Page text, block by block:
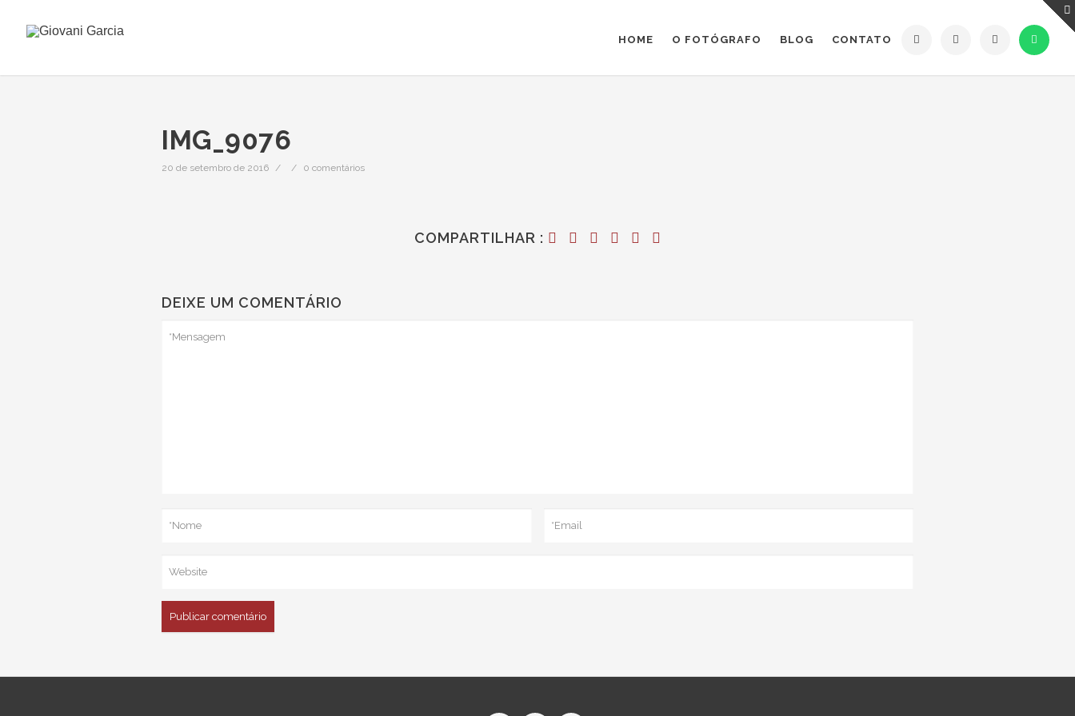
HOME O FOTÓGRAFO BLOG CONTATO
IMG_9076
20 de setembro de 2016 / / 0 comentários
COMPARTILHAR :
DEIXE UM COMENTÁRIO